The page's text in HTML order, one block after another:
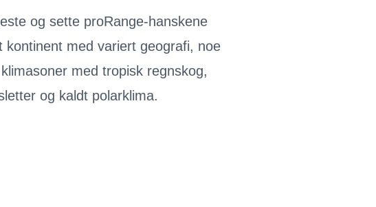
og sette proRange-hanskene
med variert geografi, noe
med tropisk regnskog,
og kaldt polarklima.